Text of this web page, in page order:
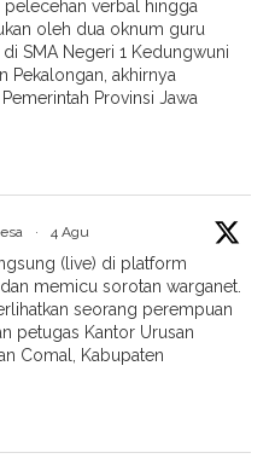
pelecehan verbal hingga
oleh dua oknum guru
SMA Negeri 1 Kedungwuni
Pekalongan, akhirnya
Provinsi Jawa
· 4 Agu
(live) di platform
memicu sorotan warganet.
seorang perempuan
petugas Kantor Urusan
Comal, Kabupaten